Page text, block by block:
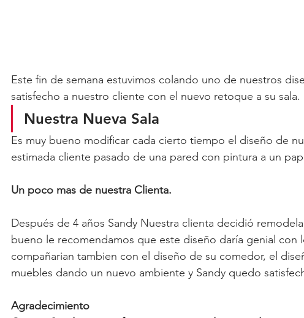
Este fin de semana estuvimos colando uno de nuestros
satisfecho a nuestro cliente con el nuevo retoque a su sala.
Nuestra Nueva Sala
Es muy bueno modificar cada cierto tiempo el diseño de
estimada cliente pasado de una pared con pintura a un
Un poco mas de nuestra Clienta.
Después de 4 años Sandy Nuestra clienta decidió
bueno le recomendamos que este diseño daría genial con
compañarian tambien con el diseño de su comedor, el
muebles dando un nuevo ambiente y Sandy quedo
Agradecimiento